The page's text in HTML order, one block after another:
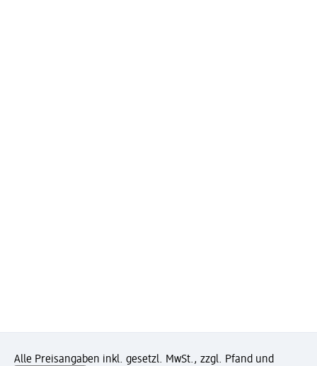
Alle Preisangaben inkl. gesetzl. MwSt., zzgl. Pfand und